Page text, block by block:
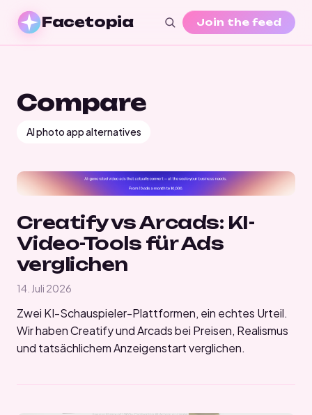
Compare
AI photo app alternatives
Creatify vs Arcads: KI-
Video-Tools für Ads
verglichen
14. Juli 2026
Zwei KI-Schauspieler-Plattformen, ein echtes Urteil.
Wir haben Creatify und Arcads bei Preisen, Realismus
und tatsächlichem Anzeigenstart verglichen.
Facetopia Join the feed